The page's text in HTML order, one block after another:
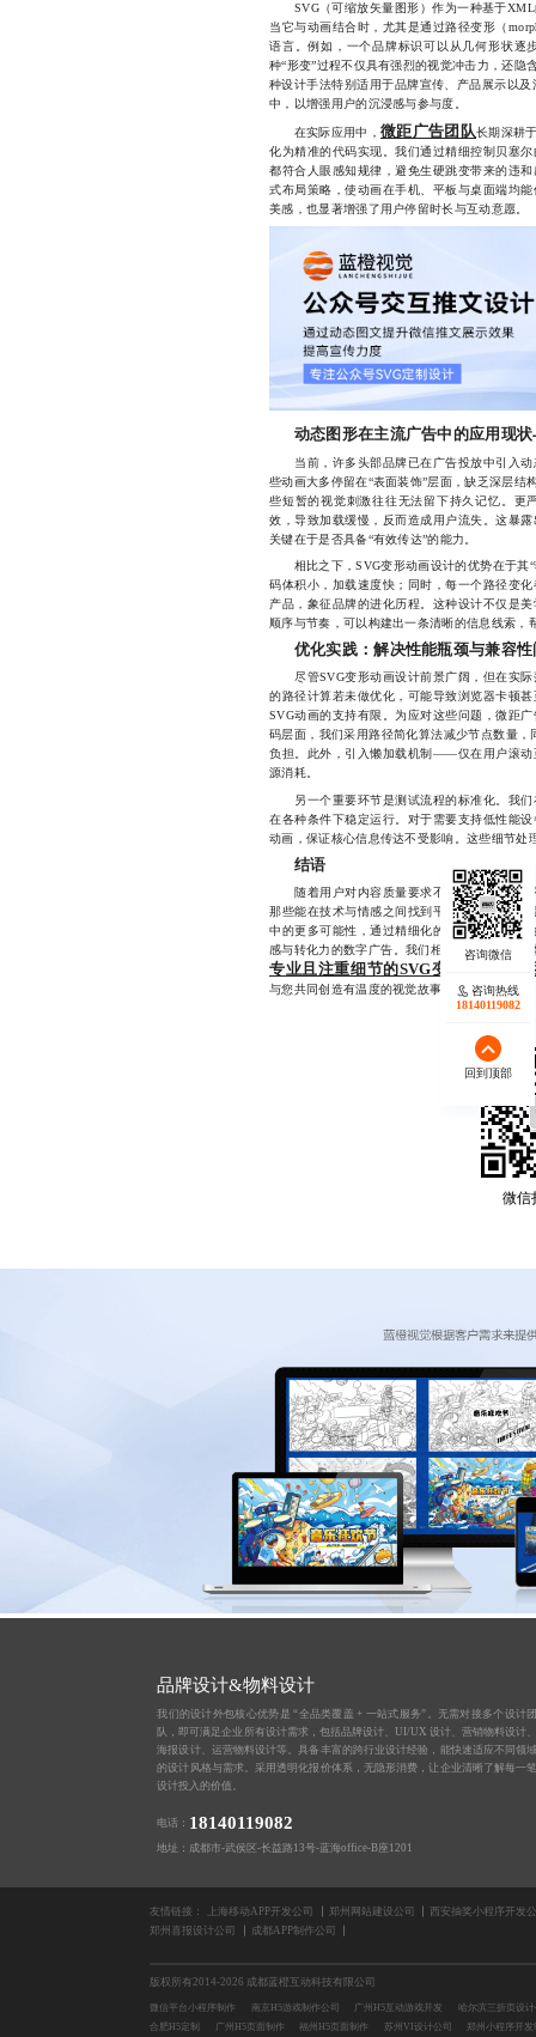
SVG（可缩放矢量图形）作为一种基于XML
当它与动画结合时，尤其是通过路径变形（
语言。例如，一个品牌标识可以从几何形状逐
种“形变”过程不仅具有强烈的视觉冲击力，还
种设计手法特别适用于品牌宣传、产品展示以
中，以增强用户的沉浸感与参与度。
在实际应用中， 微距广告团队长期深耕
化为精准的代码实现。我们通过精细控制贝塞
都符合人眼感知规律，避免生硬跳变带来的违
式布局策略，使动画在手机、平板与桌面端均
美感，也显著增强了用户停留时长与互动意愿。
动态图形在主流广告中的应用现
当前，许多头部品牌已在广告投放中引入动
些动画大多停留在“表面装饰”层面，缺乏深层
些短暂的视觉刺激往往无法留下持久记忆。更
效，导致加载缓慢，反而造成用户流失。这暴
关键在于是否具备“有效传达”的能力。
相比之下，SVG变形动画设计的优势在于其“
码体积小，加载速度快；同时，每一个路径变
产品，象征品牌的进化历程。这种设计不仅是
顺序与节奏，可以构建出一条清晰的信息线索，
优化实践：解决性能瓶颈与兼容性
尽管SVG变形动画设计前景广阔，但在实际
的路径计算若未做优化，可能导致浏览器卡顿
SVG动画的支持有限。为应对这些问题，微距
码层面，我们采用路径简化算法减少节点数量
负担。此外，引入懒加载机制——仅在用户滚
源消耗。
另一个重要环节是测试流程的标准化。我们
在各种条件下稳定运行。对于需要支持低性能
动画，保证核心信息传达不受影响。这些细节处
结语
随着用户对内容质量要求不断提升，单纯的
那些能在技术与情感之间找到平衡点的作品。
中的更多可能性，通过精细化的路径控制、流
感与转化力的数字广告。我们相信，未来广告的
专业且注重细节的SVG变形动画设计
与您共同创造有温度的视觉故事。
微信
咨询热线
18140119082
回到顶部
品牌设计&物料设计
我们的设计外包核心优势是 “全品类覆盖 + 一站式服务”。无需对接多个设计
队，即可满足企业所有设计需求，包括品牌设计、UI/UX 设计、营销物料设计
海报设计、运营物料设计等。具备丰富的跨行业设计经验，能快速适应不同领
的设计风格与需求。采用透明化报价体系，无隐形消费，让企业清晰了解每一
设计投入的价值。
电话： 18140119082
地址：成都市-武侯区-长益路13号-蓝海office-B座1201
友情链接： 上海移动APP开发公司 郑州网站建设公司
西安抽奖小程序开发
郑州喜报设计公司
成都APP制作公司
版权所有2014-2026 成都蓝橙互动科技有限公司
微信平台小程序制作 南京H5游戏制作公司 广州H5互动游戏开发
哈尔滨三折页设计
合肥H5定制
广州H5页面制作 福州H5页面制作 苏州VI设计公司 郑州小程序开发